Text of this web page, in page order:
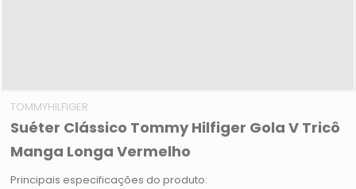
TOMMYHILFIGER
Suéter Clássico Tommy Hilfiger Gola V Tricô
Manga Longa Vermelho
Principais especificações do produto: